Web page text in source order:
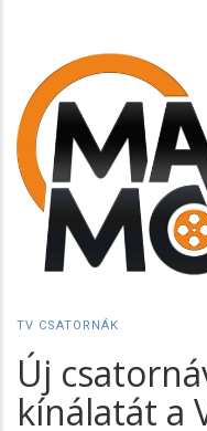
TV CSATORNÁK
Új
kínálatát a